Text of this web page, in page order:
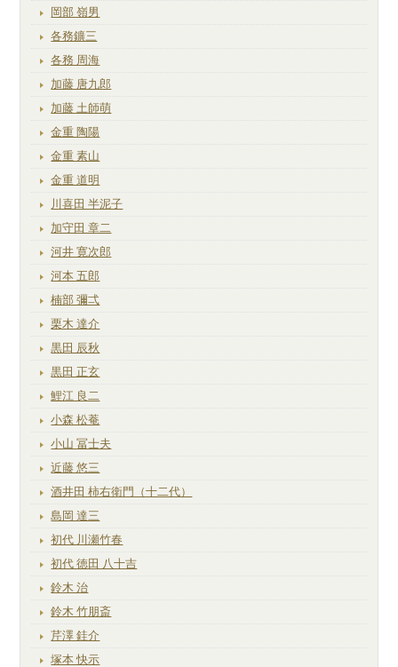
岡部 嶺男
各務鑛三
各務 周海
加藤 唐九郎
加藤 土師萌
金重 陶陽
金重 素山
金重 道明
川喜田 半泥子
加守田 章二
河井 寛次郎
河本 五郎
楠部 彌弌
栗木 達介
黒田 辰秋
黒田 正玄
鯉江 良二
小森 松菴
小山 冨士夫
近藤 悠三
酒井田 柿右衛門（十二代）
島岡 達三
初代 川瀬竹春
初代 徳田 八十吉
鈴木 治
鈴木 竹朋斎
芹澤 銈介
塚本 快示